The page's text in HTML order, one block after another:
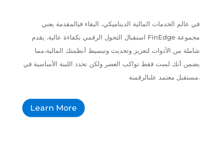
في عالم الخدمات المالية الديناميكي، البقاء فيالمقدمة يعني
استقبال التحول الرقمي بكفاءة عالية. يقدم FinEdge مجموعة
شاملة من الأدوات لتعزيز وتحديث وتبسيط أنظمتك المالية،مما
يضمن أنك لست فقط تواكب العصر ولكن تحدد اللبنة الأساسية في
مستقبل معتمد علىالرقمنة.
Learn More